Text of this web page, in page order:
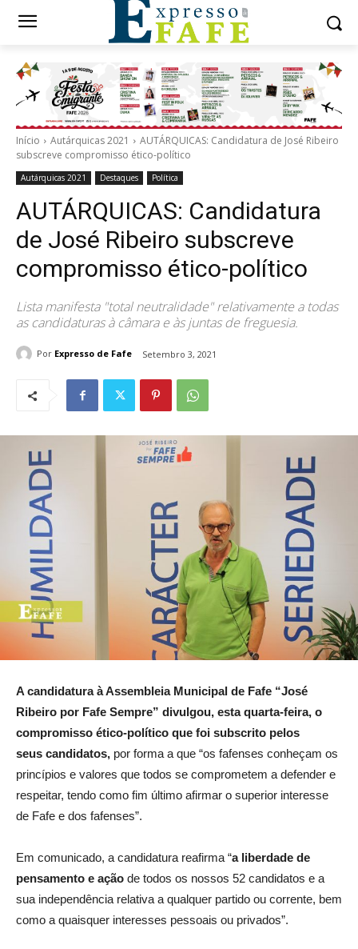
Início Autárquicas 2021
AUTÁRQUICAS: Candidatura de José Ribeiro
subscreve compromisso ético-político
Autárquicas 2021 Destaques Política
AUTÁRQUICAS: Candidatura
de José Ribeiro subscreve
compromisso ético-político
Lista manifesta "total neutralidade" relativamente a todas
as candidaturas à câmara e às juntas de freguesia.
Por Expresso de Fafe Setembro 3, 2021
A candidatura à Assembleia Municipal de Fafe “José
Ribeiro por Fafe Sempre” divulgou, esta quarta-feira, o
compromisso ético-político que foi subscrito pelos
seus candidatos, por forma a que “os fafenses conheçam os
princípios e valores que todos se comprometem a defender e
respeitar, tendo como fim último afirmar o superior interesse
de Fafe e dos fafenses”.
Em comunicado, a candidatura reafirma “a liberdade de
pensamento e ação de todos os nossos 52 candidatos e a
sua independência relativa a qualquer partido ou corrente, bem
como a quaisquer interesses pessoais ou privados”.